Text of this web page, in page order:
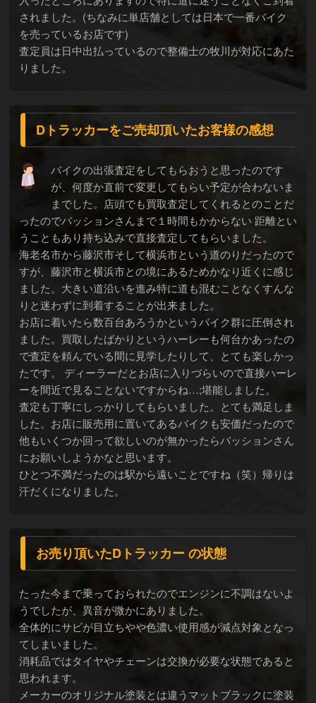
されました。(ちなみに単店舗としては日本で一番バイク
を売っているお店です)
査定員は日中出払っているので整備士の牧川が対応にあた
りました。
Dトラッカーをご売却頂いたお客様の感想
バイクの出張査定をしてもらおうと思ったのです
が、何度か直前で変更してもらい予定が合わないま
までした。店頭でも買取査定してくれるとのことだ
ったのでパッションさんまで１時間もかからない 距離とい
うこともあり持ち込みで直接査定してもらいました。
海老名市から藤沢市そして横浜市という道のりだったので
すが、藤沢市と横浜市との境にあるためかなり近くに感じ
ました。大きい道沿いを進み特に道も混むことなくすんな
りと迷わずに到着することが出来ました。
お店に着いたら数百台あろうかというバイク群に圧倒され
ました。買取したばかりというハーレーも何台かあったの
で査定を頼んでいる間に見学したりして、とても楽しかっ
たです。 ディーラーだとお店に入りづらいので直接ハーレ
ーを間近で見ることないですからね…;堪能しました。
査定も丁寧にしっかりしてもらいました。とても満足しま
した。お店に販売用に置いてあるバイクも安価だったので
他もいくつか回って欲しいのが無かったらパッションさん
にお願いしようかなと思います。
ひとつ不満だったのは駅から遠いことですね（笑）帰りは
汗だくになりました。
お売り頂いたDトラッカー の状態
たった今まで乗っておられたのでエンジンに不調はないよ
うでしたが、異音が微かにありました。
全体的にサビが目立ちやや色濃い使用感が減点対象となっ
てしまいました。
消耗品ではタイヤやチェーンは交換が必要な状態であると
思われます。
メーカーのオリジナル塗装とは違うマットブラックに塗装